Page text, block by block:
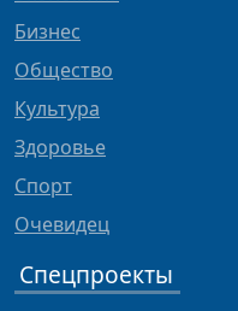
Бизнес
Общество
Культура
Здоровье
Спорт
Очевидец
Спецпроекты